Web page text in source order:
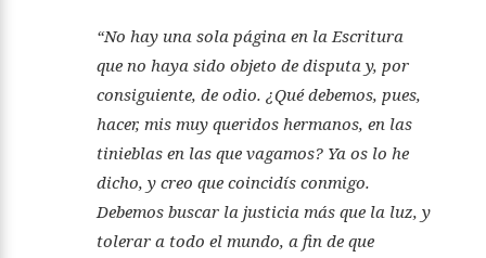
“No hay una sola página en la Escritura
que no haya sido objeto de disputa y, por
consiguiente, de odio. ¿Qué debemos, pues,
hacer, mis muy queridos hermanos, en las
tinieblas en las que vagamos? Ya os lo he
dicho, y creo que coincidís conmigo.
Debemos buscar la justicia más que la luz, y
tolerar a todo el mundo, a fin de que